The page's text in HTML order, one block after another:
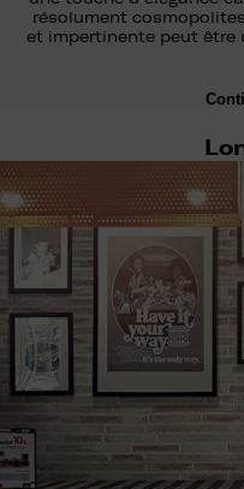
résolument
et impertinente peut être